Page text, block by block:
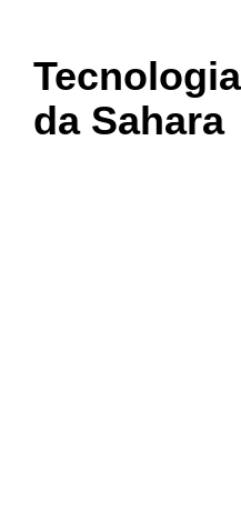
da Sahara